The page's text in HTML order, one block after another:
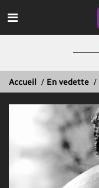
Accueil / En vedette /